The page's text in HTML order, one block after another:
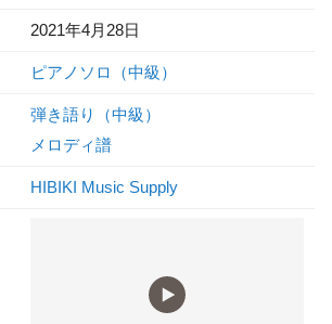
2021年4月28日
ピアノソロ（中級）
弾き語り（中級）
メロディ譜
HIBIKI Music Supply